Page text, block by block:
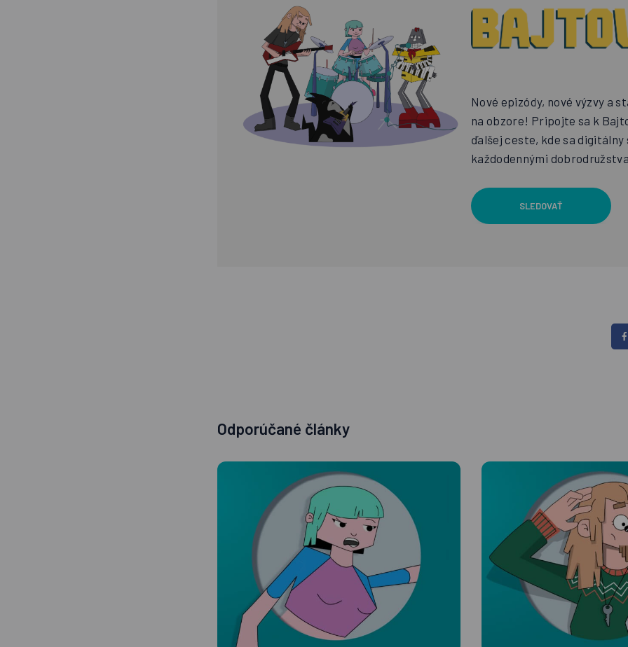
Nové epizódy, nové výzvy a
na obzore! Pripojte sa k
ďalšej ceste, kde sa digitálny
každodennými
SLEDOVAŤ
Odporúčané články